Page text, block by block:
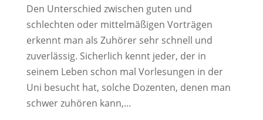
Den Unterschied zwischen guten und
schlechten oder mittelmäßigen Vorträgen
erkennt man als Zuhörer sehr schnell und
zuverlässig. Sicherlich kennt jeder, der in
seinem Leben schon mal Vorlesungen in der
Uni besucht hat, solche Dozenten, denen man
schwer zuhören kann,...